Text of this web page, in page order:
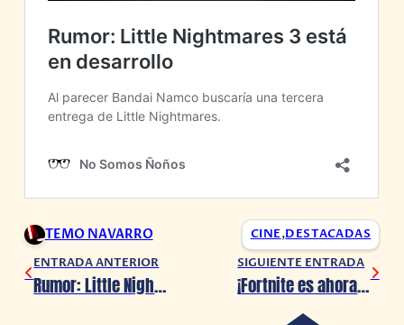
TEMO NAVARRO CINE,DESTACADAS
ENTRADA ANTERIOR
Rumor: Little Nightmares 3 está en desarrollo
SIGUIENTE ENTRADA
¡Fortnite es ahora un deporte olímpico!